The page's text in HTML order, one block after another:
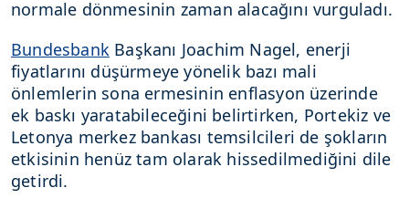
normale dönmesinin zaman alacağını vurguladı.
Bundesbank Başkanı Joachim Nagel, enerji
fiyatlarını düşürmeye yönelik bazı mali
önlemlerin sona ermesinin enflasyon üzerinde
ek baskı yaratabileceğini belirtirken, Portekiz ve
Letonya merkez bankası temsilcileri de şokların
etkisinin henüz tam olarak hissedilmediğini dile
getirdi.